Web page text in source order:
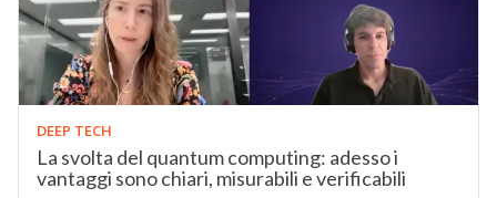
DEEP TECH
La svolta del quantum computing: adesso i
vantaggi sono chiari, misurabili e verificabili